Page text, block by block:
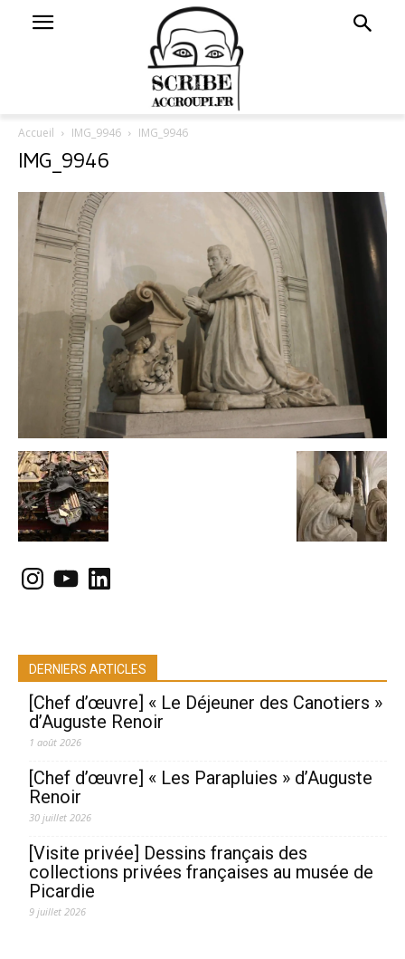
Accueil IMG_9946 IMG_9946
IMG_9946
Instagram
YouTubeLinkedIn
DERNIERS ARTICLES
[Chef d’œuvre] « Le Déjeuner des Canotiers »
d’Auguste Renoir
1 août 2026
[Chef d’œuvre] « Les Parapluies » d’Auguste
Renoir
30 juillet 2026
[Visite privée] Dessins français des
collections privées françaises au musée de
Picardie
9 juillet 2026